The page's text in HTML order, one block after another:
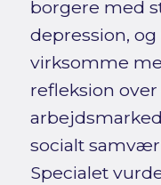
borgere med
depression,
virksomme
refleksion
socialt
Specialet